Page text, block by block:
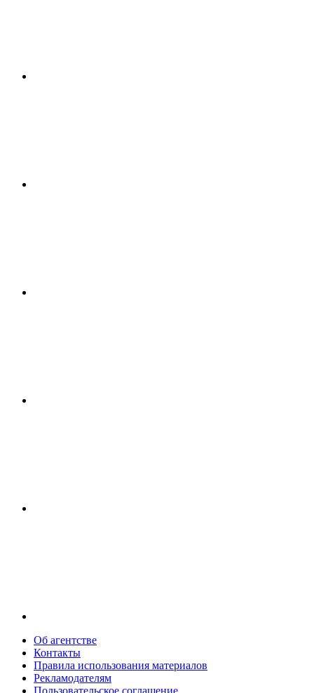
Об агентстве
Контакты
Правила использования материалов
Рекламодателям
Пользовательское соглашение